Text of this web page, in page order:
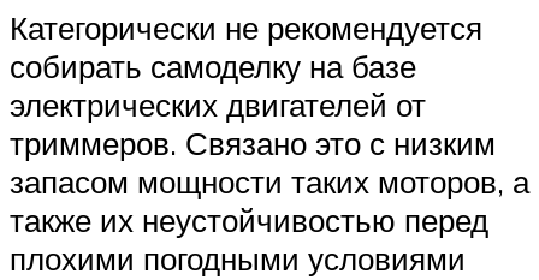
Категорически не рекомендуется
собирать самоделку на базе
электрических двигателей от
триммеров. Связано это с низким
запасом мощности таких моторов, а
также их неустойчивостью перед
плохими погодными условиями